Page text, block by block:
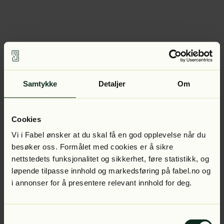
Samtykke Detaljer Om
Cookies
Vi i Fabel ønsker at du skal få en god opplevelse når du
besøker oss. Formålet med cookies er å sikre
nettstedets funksjonalitet og sikkerhet, føre statistikk, og
løpende tilpasse innhold og markedsføring på fabel.no og
i annonser for å presentere relevant innhold for deg.